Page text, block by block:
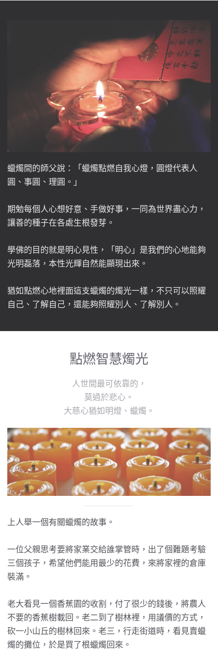
蠟燭間的師父說：「蠟燭點燃自我心燈，圓燈代表人
圓、事圓、理圓。」
期勉每個人心想好意、手做好事，一同為世界盡心力，
讓善的種子在各處生根發芽。
學佛的目的就是明心見性，「明心」是我們的心地能夠
光明磊落，本性光輝自然能顯現出來。
猶如點燃心地裡面這支蠟燭的燭光一樣，不只可以照耀
自己、了解自己，還能夠照耀別人、了解別人。
點燃智慧燭光
人世間最可依靠的，
莫過於悲心。
大慈心猶如明燈、蠟燭。
上人舉一個有關蠟燭的故事。
一位父親思考要將家業交給誰掌管時，出了個難題考驗
三個孩子，希望他們能用最少的花費，來將家裡的倉庫
裝滿。
老大看見一個香蕉園的收割，付了很少的錢後，將農人
不要的香蕉樹載回。老二到了樹林裡，用議價的方式，
砍一小山丘的樹林回來。老三，行走街道時，看見賣蠟
燭的攤位，於是買了根蠟燭回來。